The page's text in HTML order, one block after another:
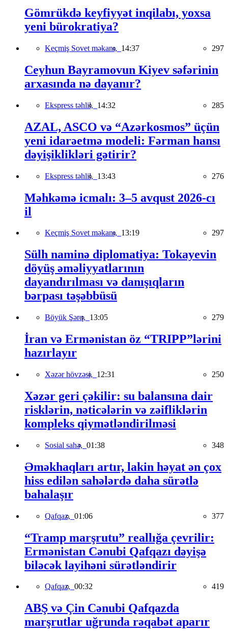
Gömrükdə keyfiyyət inqilabı, yoxsa
yeni bürokratiya?
Keçmiş Sovet məkanı, 14:37 297
Ceyhun Bayramovun Kiyev səfərinin
arxasında nə dayanır?
Ekspress təhlil, 14:32 285
AZAL, ASCO və “Azərkosmos” üçün
yeni idarəetmə modeli: Fərman hansı
dəyişiklikləri gətirir?
Ekspress təhlil, 13:43 276
Məhkəmə icmalı: 3–5 avqust 2026-cı
il
Keçmiş Sovet məkanı, 13:19 297
Sülh naminə diplomatiya: Tokayevin
döyüş əməliyyatlarının
dayandırılması və danışıqların
bərpası təşəbbüsü
Böyük Şərq, 13:05 279
İran və Ermənistan öz “TRIPP”lərini
hazırlayır
Xəzər hövzəsi, 12:31 250
Xəzər geri çəkilir: su balansına dair
risklərin, nəticələrin və zəifliklərin
kompleks qiymətləndirilməsi
Sosial sahə, 01:38 348
Əməkhaqları artır, lakin həyat ən çox
hiss edilən sahələrdə daha sürətlə
bahalaşır
Qafqaz, 01:06 377
“Tramp marşrutu” reallığa çevrilir:
Ermənistan Cənubi Qafqazı dəyişə
biləcək layihəni sürətləndirir
Qafqaz, 00:32 419
ABŞ və Çin Cənubi Qafqazda
marşrutlar uğrunda rəqabət aparır